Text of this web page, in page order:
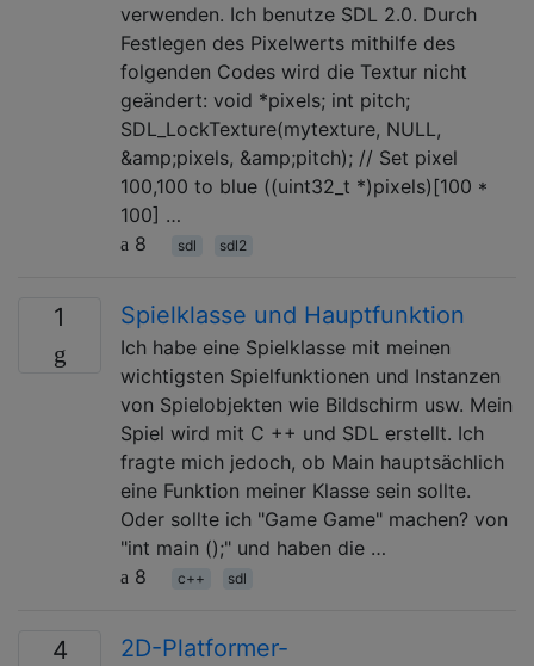
verwenden. Ich benutze SDL 2.0. Durch
Festlegen des Pixelwerts mithilfe des
folgenden Codes wird die Textur nicht
geändert: void *pixels; int pitch;
SDL_LockTexture(mytexture, NULL,
&amp;pixels, &amp;pitch); // Set pixel
100,100 to blue ((uint32_t *)pixels)[100 *
100] …
8
sdl sdl2
1 Spielklasse und Hauptfunktion
Ich habe eine Spielklasse mit meinen
wichtigsten Spielfunktionen und Instanzen
von Spielobjekten wie Bildschirm usw. Mein
Spiel wird mit C ++ und SDL erstellt. Ich
fragte mich jedoch, ob Main hauptsächlich
eine Funktion meiner Klasse sein sollte.
Oder sollte ich "Game Game" machen? von
"int main ();" und haben die …
8
c++ sdl
4
2D-Platformer-